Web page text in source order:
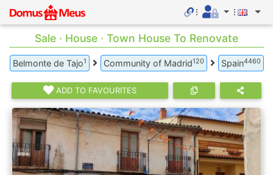
Sale · House · Town House To Renovate
Belmonte de Tajo1 Community of Madrid120 Spain4460
ADD TO FAVOURITES